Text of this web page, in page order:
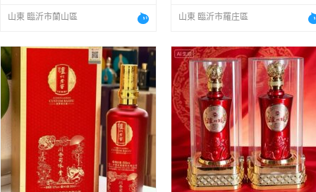
山東 臨沂市蘭山區 山東 臨沂市羅庄區